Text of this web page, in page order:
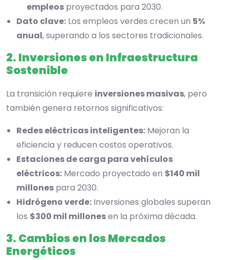
empleos proyectados para 2030.
Dato clave: Los empleos verdes crecen un 5%
anual, superando a los sectores tradicionales.
2. Inversiones en Infraestructura
Sostenible
La transición requiere inversiones masivas, pero
también genera retornos significativos:
Redes eléctricas inteligentes: Mejoran la
eficiencia y reducen costos operativos.
Estaciones de carga para vehículos
eléctricos: Mercado proyectado en $140 mil
millones para 2030.
Hidrógeno verde: Inversiones globales superan
los $300 mil millonesen la próxima década.
3. Cambios en los Mercados
Energéticos